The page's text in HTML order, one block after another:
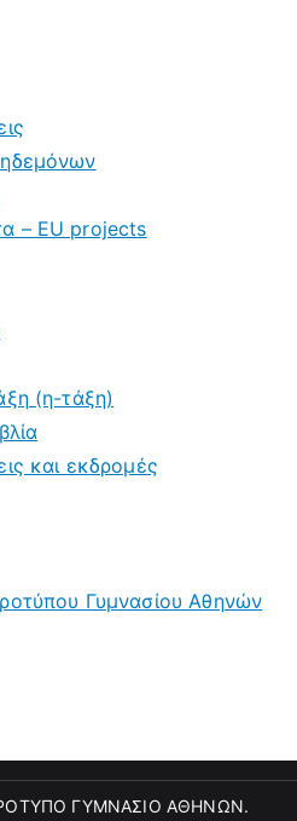
– EU projects
(η-τάξη)
και εκδρομές
Γυμνασίου Αθηνών
ΓΥΜΝΑΣΙΟ ΑΘΗΝΩΝ.